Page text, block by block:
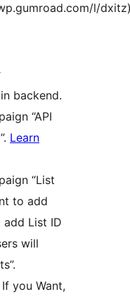
l/
backend.
“API
Learn
“List
to add
add List ID
will
you Want,